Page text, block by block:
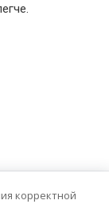
корректной